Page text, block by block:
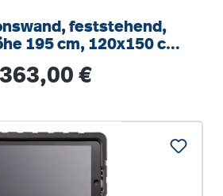
feststehend,
195 cm, 120x150 cm,
Regulärer Preis:
363,00 €